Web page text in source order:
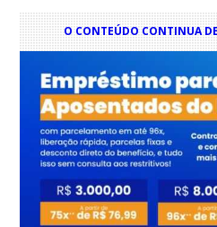
O CONTEÚDO CONTINUA